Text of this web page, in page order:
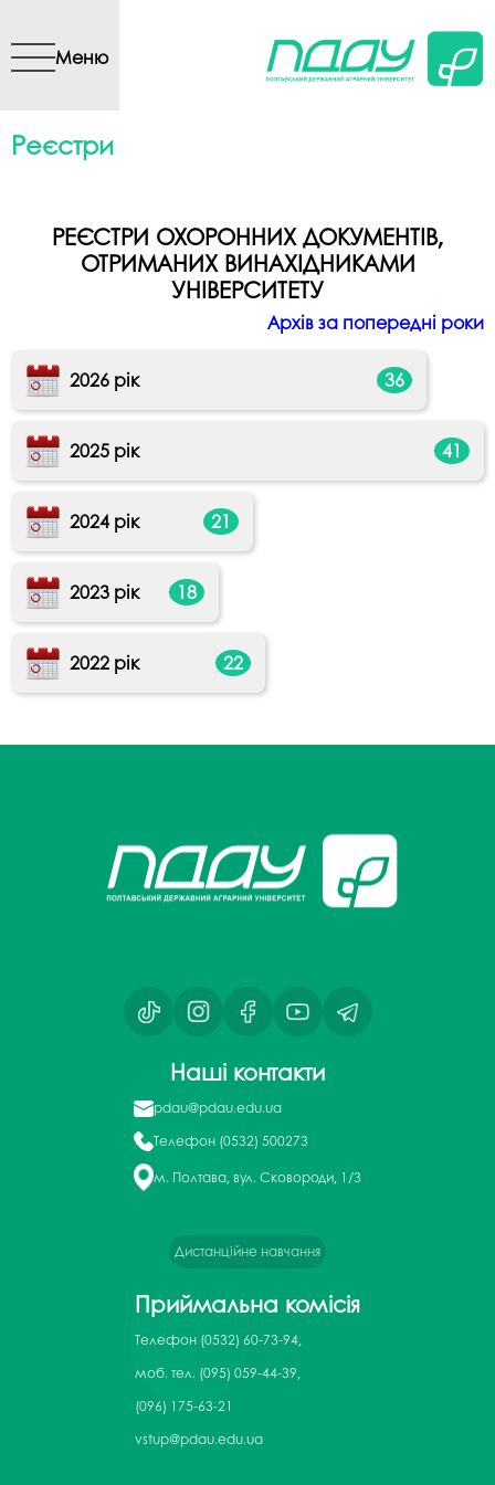
вмісту
Меню
Реєстри
РЕЄСТРИ ОХОРОННИХ ДОКУМЕНТІВ,
ОТРИМАНИХ ВИНАХІДНИКАМИ
УНІВЕРСИТЕТУ
Архів за попередні роки
2026 рік 36
2025 рік 41
2024 рік 21
2023 рік 18
2022 рік 22
Наші контакти
pdau@pdau.edu.ua
Телефон (0532) 500273
м. Полтава, вул. Сковороди, 1/3
Дистанційне навчання
Приймальна комісія
Телефон (0532) 60-73-94,
моб. тел. (095) 059-44-39,
(096) 175-63-21
vstup@pdau.edu.ua